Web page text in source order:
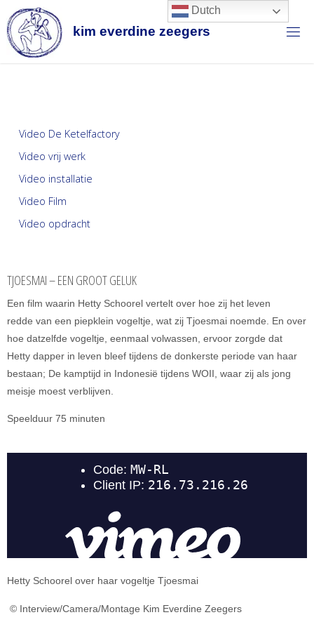
kim everd ine zeegers
Video De Ketelfactory
Video vrij werk
Video installatie
Video Film
Video opdracht
TJOESMAI – EEN GROOT GELUK
Een film waarin Hetty Schoorel vertelt over hoe zij het leven
redde van een piepklein vogeltje, wat zij Tjoesmai noemde. En over
hoe datzelfde vogeltje, eenmaal volwassen, ervoor zorgde dat
Hetty dapper in leven bleef tijdens de donkerste periode van haar
bestaan; De kamptijd in Indonesië tijdens WOII, waar zij als jong
meisje moest verblijven.
Speelduur 75 minuten
Hetty Schoorel over haar vogeltje Tjoesmai
© Interview/Camera/Montage Kim Everdine Zeegers
Dutch